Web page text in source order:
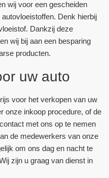
wij voor een gescheiden
Denk hierbij
Dankzij deze
wij bij aan een besparing
producten.
uw auto
voor het verkopen van uw
onze inkoop procedure, of de
met ons op te nemen
de medewerkers van onze
om ons dag en nacht te
zijn u graag van dienst in